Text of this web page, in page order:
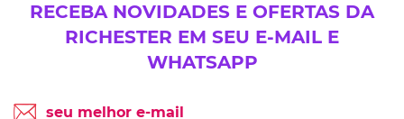
RECEBA NOVIDADES E OFERTAS DA
RICHESTER EM SEU E-MAIL E
WHATSAPP